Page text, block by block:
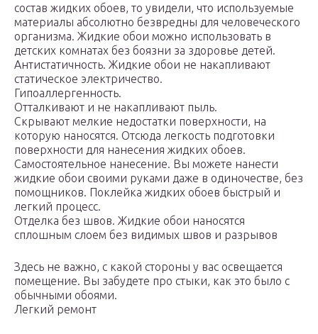
состав жидких обоев, то увидели, что используемые
материалы абсолютно безвредны для человеческого
организма. Жидкие обои можно использовать в
детских комнатах без боязни за здоровье детей.
Антистатичность. Жидкие обои не накапливают
статическое электричество.
Гипоаллергенность.
Отталкивают и не накапливают пыль.
Скрывают мелкие недостатки поверхности, на
которую наносятся. Отсюда легкость подготовки
поверхности для нанесения жидких обоев.
Самостоятельное нанесение. Вы можете нанести
жидкие обои своими руками даже в одиночестве, без
помощников. Поклейка жидких обоев быстрый и
легкий процесс.
Отделка без швов. Жидкие обои наносятся
сплошным слоем без видимых швов и разрывов
Здесь не важно, с какой стороны у вас освещается
помещение. Вы забудете про стыки, как это было с
обычными обоями.
Легкий ремонт